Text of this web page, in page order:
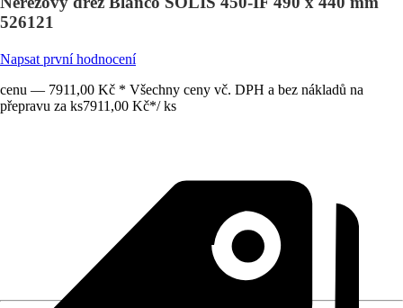
526121
Napsat první hodnocení
cenu — 7911,00 Kč * Všechny ceny vč. DPH a bez nákladů na
přepravu za ks7911,00 Kč*/ ks